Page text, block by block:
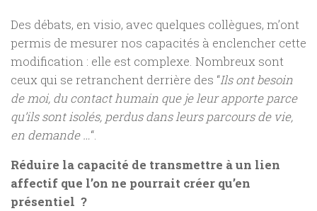
Des débats, en visio, avec quelques collègues, m’ont
permis de mesurer nos capacités à enclencher cette
modification : elle est complexe. Nombreux sont
ceux qui se retranchent derrière des “Ils ont besoin
de moi, du contact humain que je leur apporte parce
qu’ils sont isolés, perdus dans leurs parcours de vie,
en demande …“.
Réduire la capacité de transmettre à un lien
affectif que l’on ne pourrait créer qu’en
présentiel ?